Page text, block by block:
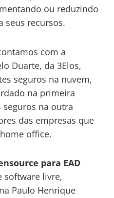
ou reduzindo
seus recursos.
com a
Duarte, da 3Elos,
seguros na nuvem,
na primeira
na outra
das empresas que
office.
para EAD
software livre,
Paulo Henrique